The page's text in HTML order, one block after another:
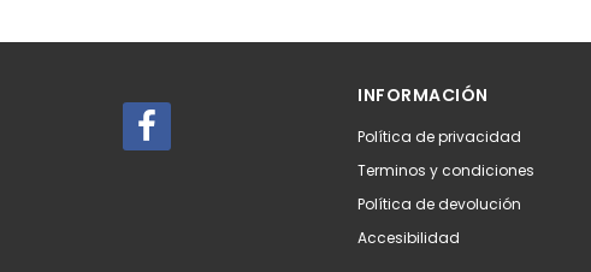
INFORMACIÓN
Política de privacidad
Terminos y condiciones
Política de devolución
Accesibilidad